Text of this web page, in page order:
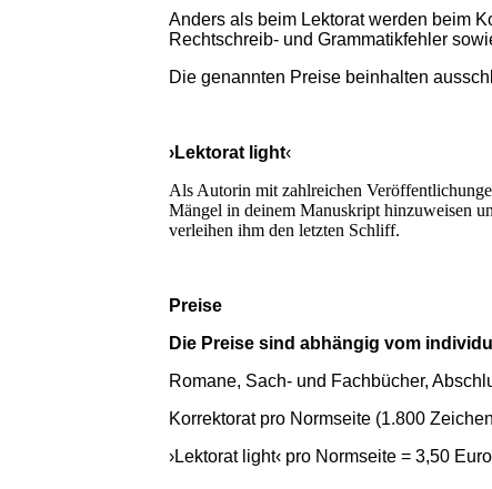
Anders als beim Lektorat werden beim
Rechtschreib- und Grammatikfehler
Die genannten Preise beinhalten
›Lektorat light‹
Als Autorin mit zahlreichen
Mängel in deinem Manuskript hinzuweisen
verleihen ihm den letzten Schliff.
Preise
Die Preise sind abhängig vom
Romane, Sach- und Fachbücher,
Korrektorat pro Normseite (1.800
›Lektorat light‹ pro Normseite = 3,50